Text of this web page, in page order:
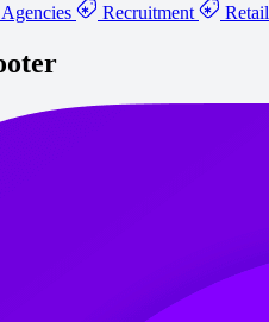
Recruitment Retail